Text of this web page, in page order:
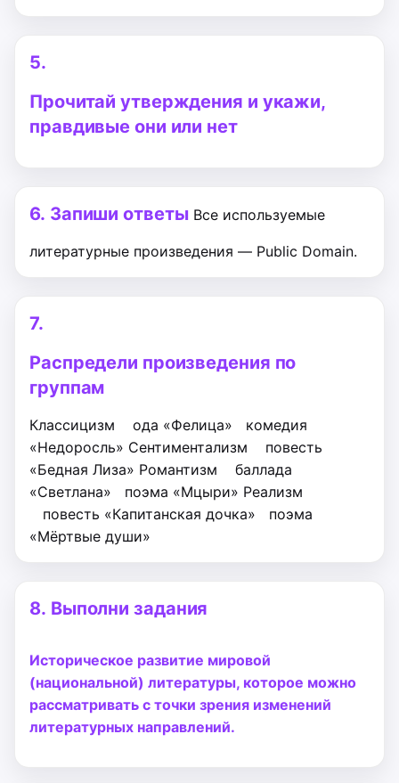
5.
Прочитай утверждения и укажи,
правдивые они или нет
6. Запиши ответы Все используемые
литературные произведения — Public Domain.
7.
Распредели произведения по
группам
Классицизм ода «Фелица»
комедия
«Недоросль» Сентиментализм
повесть
«Бедная Лиза» Романтизм
баллада
«Светлана»
поэма «Мцыри» Реализм
повесть «Капитанская дочка»
поэма
«Мёртвые души»
8. Выполни задания
Историческое развитие мировой
(национальной) литературы, которое можно
рассматривать с точки зрения изменений
литературных направлений.